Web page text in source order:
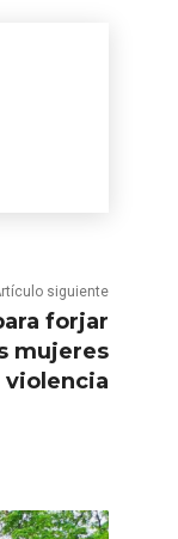
siguiente
forjar
mujeres